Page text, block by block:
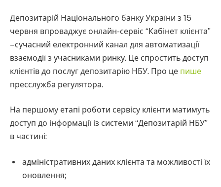
Депозитарій Національного банку України з 15
червня впроваджує онлайн-сервіс “Кабінет клієнта”
– сучасний електронний канал для автоматизації
взаємодії з учасниками ринку. Це спростить доступ
клієнтів до послуг депозитарію НБУ. Про це пише
пресслужба регулятора.
На першому етапі роботи сервісу клієнти матимуть
доступ до інформації із системи “Депозитарій НБУ”
в частині:
адміністративних даних клієнта та можливості їх
оновлення;